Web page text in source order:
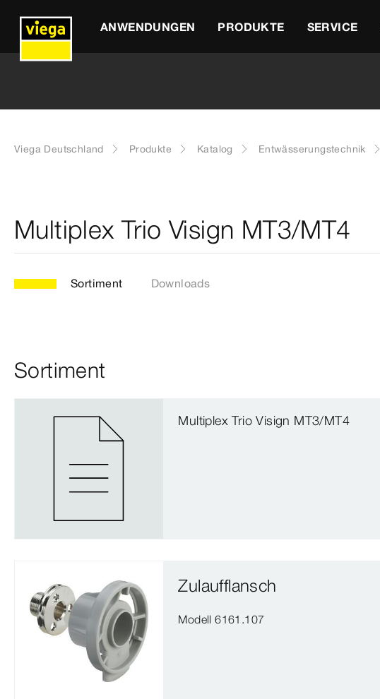
ANWENDUNGEN PRODUKTE SERVICE
Viega Deutschland Produkte Katalog Entwässerungstechnik
Multiplex Trio Visign MT3/MT4
Sortiment Downloads
Sortiment
Multiplex Trio Visign MT3/MT4
Zulaufflansch
Modell 6161.107